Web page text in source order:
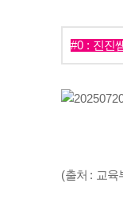
#0 : 진진
(출처 : 교육